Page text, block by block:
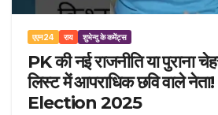
एएन24 राय शुभेन्दु के कमेंट्स
PK की नई राजनीति या पुराना
लिस्ट में आपराधिक छवि वाले
Election 2025